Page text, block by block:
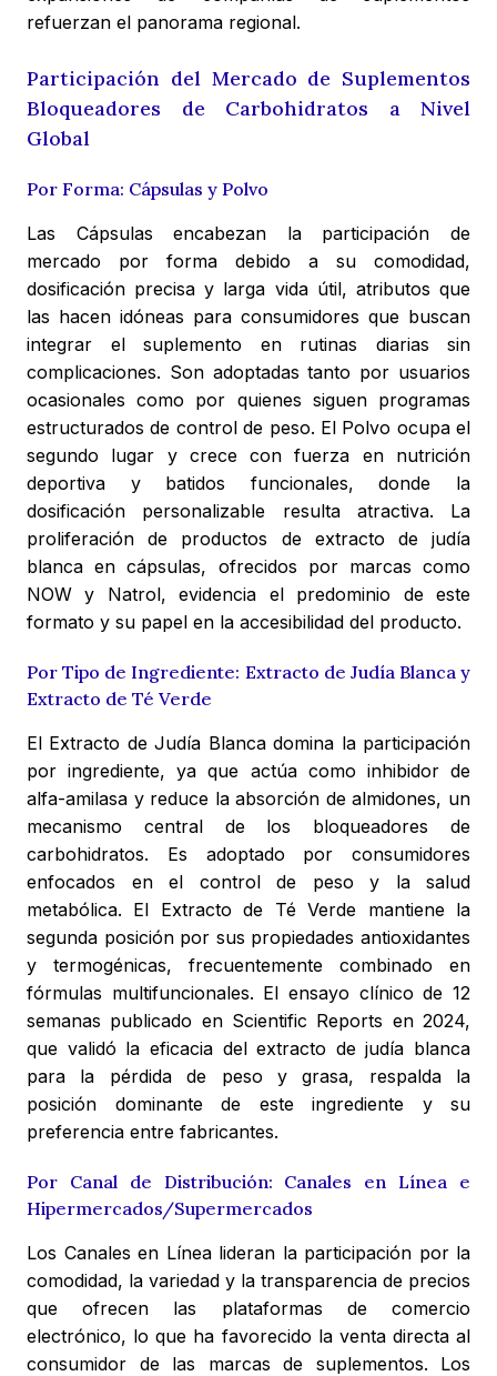
refuerzan el panorama regional.
Participación del Mercado de Suplementos
Bloqueadores de Carbohidratos a Nivel
Global
Por Forma: Cápsulas y Polvo
Las Cápsulas encabezan la participación de
mercado por forma debido a su comodidad,
dosificación precisa y larga vida útil, atributos que
las hacen idóneas para consumidores que buscan
integrar el suplemento en rutinas diarias sin
complicaciones. Son adoptadas tanto por usuarios
ocasionales como por quienes siguen programas
estructurados de control de peso. El Polvo ocupa el
segundo lugar y crece con fuerza en nutrición
deportiva y batidos funcionales, donde la
dosificación personalizable resulta atractiva. La
proliferación de productos de extracto de judía
blanca en cápsulas, ofrecidos por marcas como
NOW y Natrol, evidencia el predominio de este
formato y su papel en la accesibilidad del producto.
Por Tipo de Ingrediente: Extracto de Judía Blanca y
Extracto de Té Verde
El Extracto de Judía Blanca domina la participación
por ingrediente, ya que actúa como inhibidor de
alfa-amilasa y reduce la absorción de almidones, un
mecanismo central de los bloqueadores de
carbohidratos. Es adoptado por consumidores
enfocados en el control de peso y la salud
metabólica. El Extracto de Té Verde mantiene la
segunda posición por sus propiedades antioxidantes
y termogénicas, frecuentemente combinado en
fórmulas multifuncionales. El ensayo clínico de 12
semanas publicado en Scientific Reports en 2024,
que validó la eficacia del extracto de judía blanca
para la pérdida de peso y grasa, respalda la
posición dominante de este ingrediente y su
preferencia entre fabricantes.
Por Canal de Distribución: Canales en Línea e
Hipermercados/Supermercados
Los Canales en Línea lideran la participación por la
comodidad, la variedad y la transparencia de precios
que ofrecen las plataformas de comercio
electrónico, lo que ha favorecido la venta directa al
consumidor de las marcas de suplementos. Los